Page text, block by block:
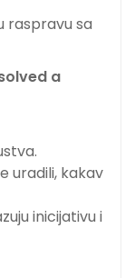
raspravu sa
a
uradili, kakav
inicijativu i